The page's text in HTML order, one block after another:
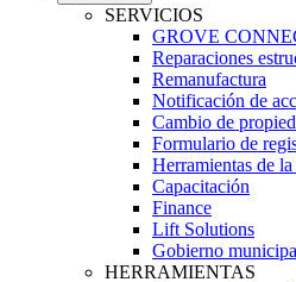
SERVICIOS
GROVE
Reparaciones
Remanufactura
Notificación de
Cambio de
Formulario de
Herramientas de
Capacitación
Finance
Lift Solutions
Gobierno
HERRAMIENTAS